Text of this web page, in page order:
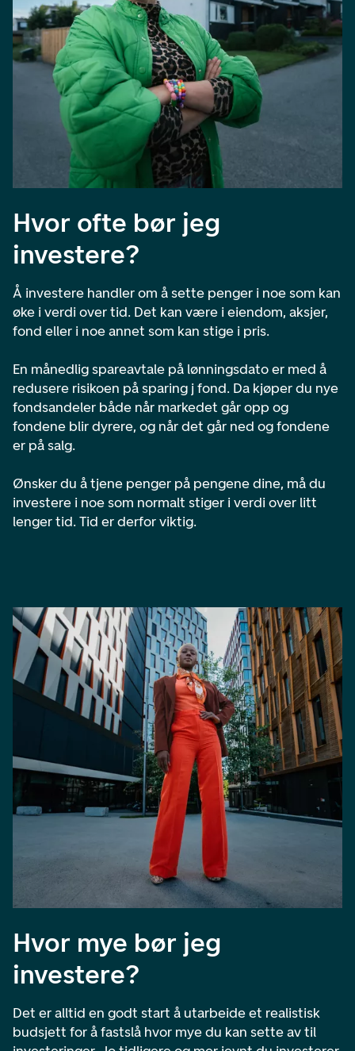
Hvor ofte bør jeg
investere?
Å investere handler om å sette penger i noe som kan
øke i verdi over tid. Det kan være i eiendom, aksjer,
fond eller i noe annet som kan stige i pris.
En månedlig spareavtale på lønningsdato er med å
redusere risikoen på sparing j fond. Da kjøper du nye
fondsandeler både når markedet går opp og
fondene blir dyrere, og når det går ned og fondene
er på salg.
Ønsker du å tjene penger på pengene dine, må du
investere i noe som normalt stiger i verdi over litt
lenger tid. Tid er derfor viktig.
Hvor mye bør jeg
investere?
Det er alltid en godt start å utarbeide et realistisk
budsjett for å fastslå hvor mye du kan sette av til